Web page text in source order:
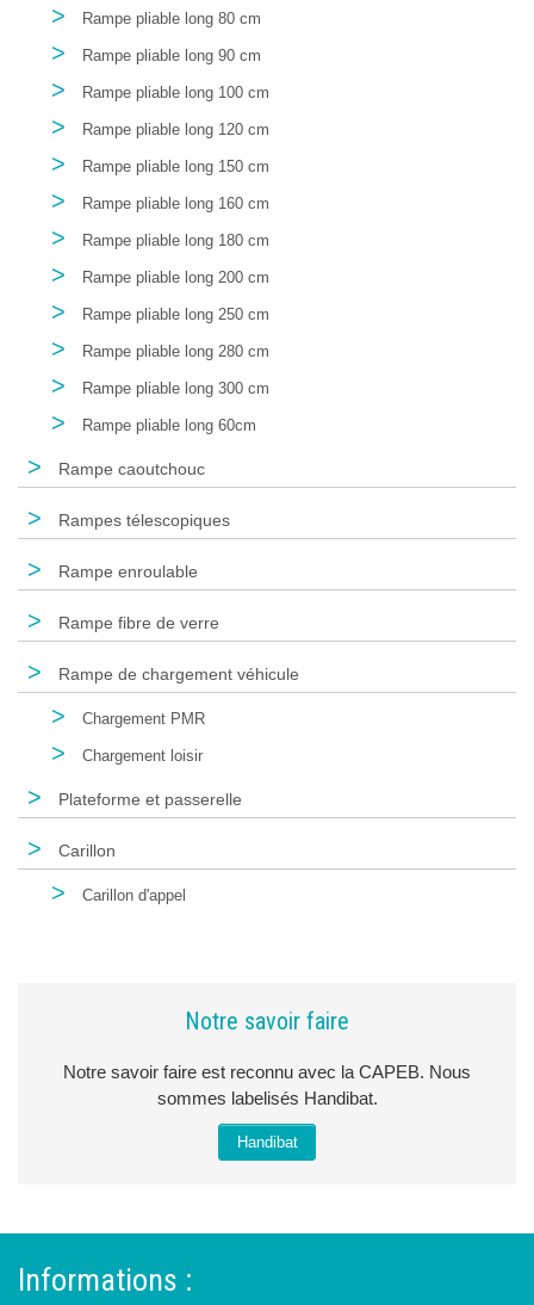
> Rampe pliable long 80 cm
> Rampe pliable long 90 cm
> Rampe pliable long 100 cm
> Rampe pliable long 120 cm
> Rampe pliable long 150 cm
> Rampe pliable long 160 cm
> Rampe pliable long 180 cm
> Rampe pliable long 200 cm
> Rampe pliable long 250 cm
> Rampe pliable long 280 cm
> Rampe pliable long 300 cm
> Rampe pliable long 60cm
> Rampe caoutchouc
> Rampes télescopiques
> Rampe enroulable
> Rampe fibre de verre
> Rampe de chargement véhicule
> Chargement PMR
> Chargement loisir
> Plateforme et passerelle
> Carillon
> Carillon d'appel
Notre savoir faire
Notre savoir faire est reconnu avec la CAPEB. Nous
sommes labelisés Handibat.
Handibat
Informations :